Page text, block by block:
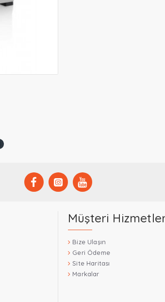
Müşteri
Bize Ulaşın
Geri Ödeme
Site Haritası
Markalar